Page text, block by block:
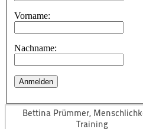
Vorname:
Nachname: